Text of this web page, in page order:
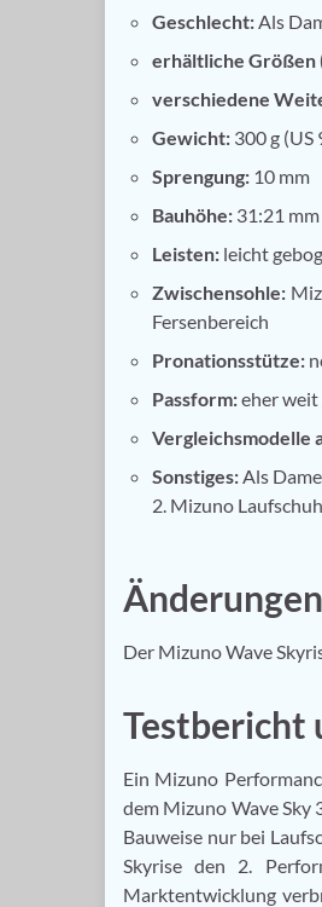
Geschlecht:Als
erhältliche Größen
verschiedene
Gewicht: 300 g (US
Sprengung: 10 mm
Bauhöhe: 31:21 mm
Leisten: leicht
Zwischensohle:
Fersenbereich
Pronationsstütze:
Passform:eher
Vergleichsmodelle
Sonstiges:Als
2. Mizuno
Der Mizuno Wave
Testbericht
Ein Mizuno
dem Mizuno Wave Sky
Bauweise nur bei
Skyrise den 2.
Marktentwicklung